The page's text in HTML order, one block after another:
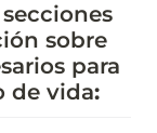
sobre
para
de vida: